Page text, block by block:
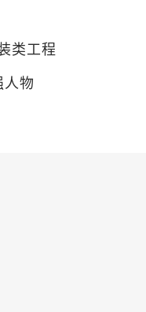
类工程
人物
“金鹏奖”